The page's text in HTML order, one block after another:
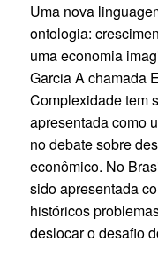
Uma nova
ontologia:
uma economia
Garcia A chamada
Complexidade tem
apresentada como
no debate sobre
econômico. No
sido apresentada
históricos
deslocar o desafio